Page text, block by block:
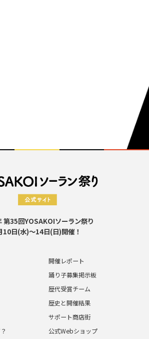
第35回YOSAKOIソーラン祭り
10日(水)～14日(日)開催！
開催レポート
踊り子募集掲示板
歴代受賞チーム
歴史と開催結果
サポート商店街
公式Webショップ